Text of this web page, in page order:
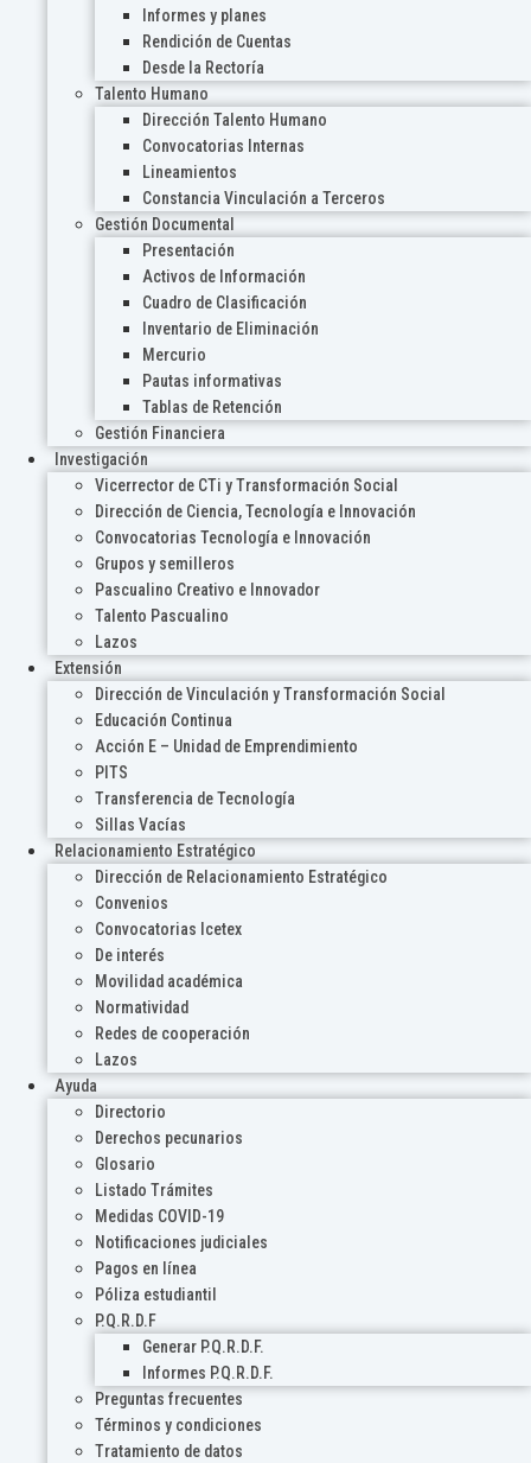
Informes y planes
Rendición de Cuentas
Desde la Rectoría
Talento Humano
Dirección Talento Humano
Convocatorias Internas
Lineamientos
Constancia Vinculación a Terceros
Gestión Documental
Presentación
Activos de Información
Cuadro de Clasificación
Inventario de Eliminación
Mercurio
Pautas informativas
Tablas de Retención
Gestión Financiera
Investigación
Vicerrector de CTi y Transformación Social
Dirección de Ciencia, Tecnología e Innovación
Convocatorias Tecnología e Innovación
Grupos y semilleros
Pascualino Creativo e Innovador
Talento Pascualino
Lazos
Extensión
Dirección de Vinculación y Transformación Social
Educación Continua
Acción E – Unidad de Emprendimiento
PITS
Transferencia de Tecnología
Sillas Vacías
Relacionamiento Estratégico
Dirección de Relacionamiento Estratégico
Convenios
Convocatorias Icetex
De interés
Movilidad académica
Normatividad
Redes de cooperación
Lazos
Ayuda
Directorio
Derechos pecunarios
Glosario
Listado Trámites
Medidas COVID-19
Notificaciones judiciales
Pagos en línea
Póliza estudiantil
P.Q.R.D.F
Generar P.Q.R.D.F.
Informes P.Q.R.D.F.
Preguntas frecuentes
Términos y condiciones
Tratamiento de datos